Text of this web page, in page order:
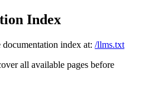
Index
documentation index at: /llms.txt
all available pages before